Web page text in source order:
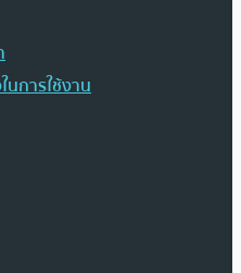
นการใช้งาน